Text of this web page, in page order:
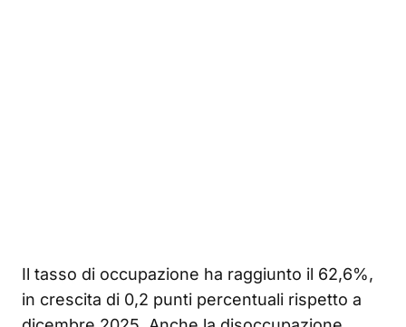
Il tasso di occupazione ha raggiunto il 62,6%,
in crescita di 0,2 punti percentuali rispetto a